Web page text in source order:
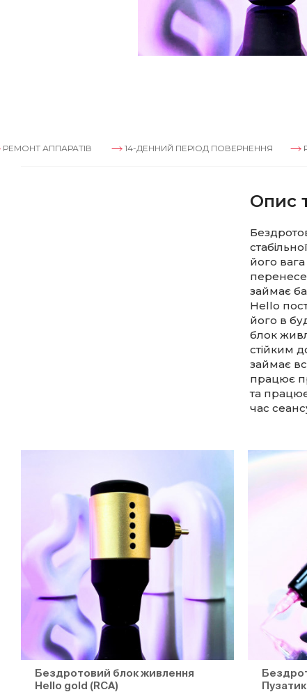
14-ДЕННИЙ ПЕРІОД ПОВЕРНЕННЯ РЕМОНТ
Опис
його
займає
Hello
його в
блок
стійким
займає
працює
та
час
Бездротовий блок живлення
Hello gold (RCA)